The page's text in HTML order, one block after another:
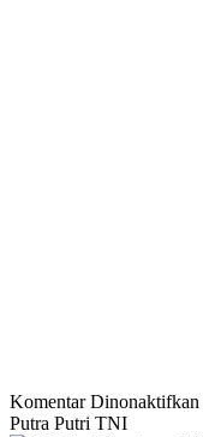
Komentar Dinonaktifkan
Putra Putri TNI